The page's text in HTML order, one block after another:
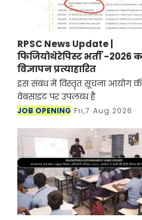
RPSC News Update |
फिजियोथेरेपिस्ट भर्ती -2026
विज्ञापन प्रत्याहारित
इस संबंध में विस्तृत सूचना आयोग
वेबसाइट पर उपलब्ध है
JOB OPENING Fri,7 Aug 2026